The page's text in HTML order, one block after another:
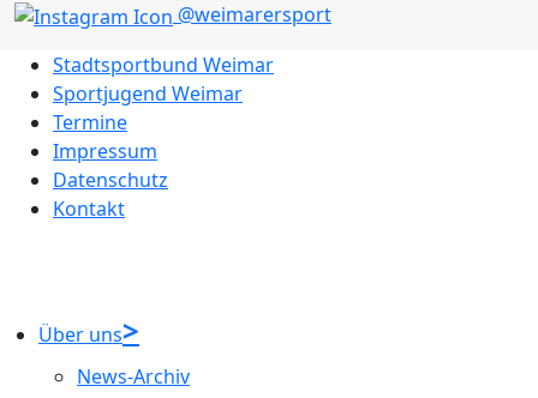
@weimarersport
Stadtsportbund Weimar
Sportjugend Weimar
Termine
Impressum
Datenschutz
Kontakt
Über uns
News-Archiv